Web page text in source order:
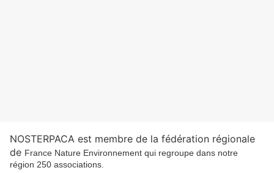
NOSTERPACA est membre de la fédération régionale
de France Nature Environnement qui regroupe dans notre
région 250 associations.